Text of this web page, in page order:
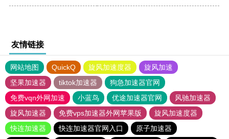
友情链接
网站地图 QuickQ 旋风加速度器
旋风加速
坚果加速器
tiktok加速器
狗急加速器官网
免费vqn外网加速
小蓝鸟 优途加速器官网
风驰加速器
旋风加速器
免费vps加速器外网苹果版
旋风加速度器
快连加速器
快连加速器官网入口
原子加速器